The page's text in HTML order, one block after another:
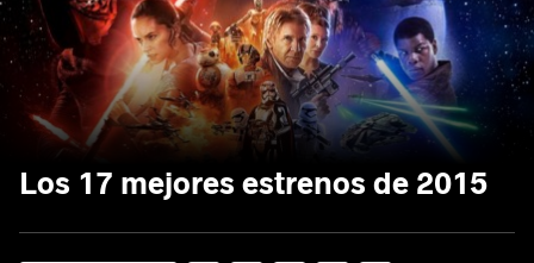
Los 17 mejores estrenos de 2015